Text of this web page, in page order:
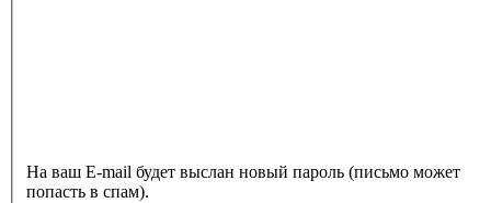
На ваш E-mail будет выслан новый пароль (письмо может
попасть в спам).